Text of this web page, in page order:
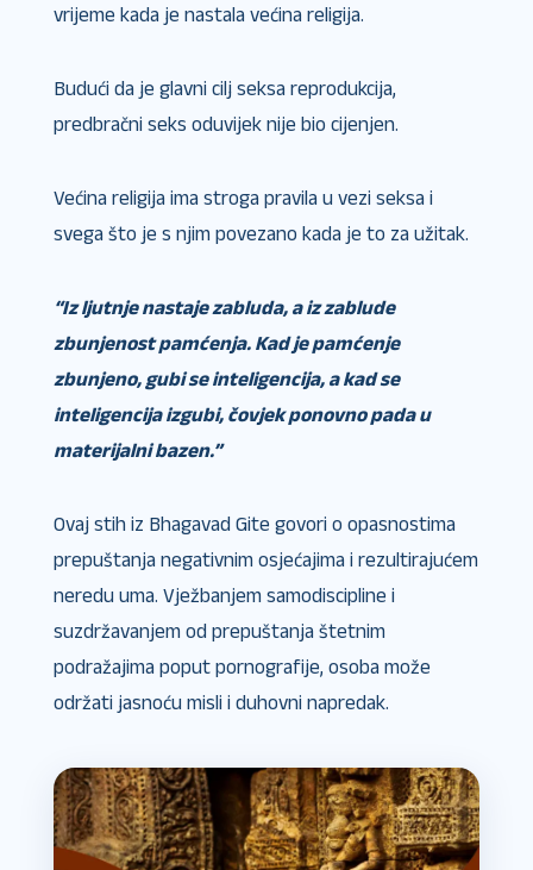
vrijeme kada je nastala većina religija.
Budući da je glavni cilj seksa reprodukcija,
predbračni seks oduvijek nije bio cijenjen.
Većina religija ima stroga pravila u vezi seksa i
svega što je s njim povezano kada je to za užitak.
“Iz ljutnje nastaje zabluda, a iz zablude
zbunjenost pamćenja. Kad je pamćenje
zbunjeno, gubi se inteligencija, a kad se
inteligencija izgubi, čovjek ponovno pada u
materijalni bazen.”
Ovaj stih iz Bhagavad Gite govori o opasnostima
prepuštanja negativnim osjećajima i rezultirajućem
neredu uma. Vježbanjem samodiscipline i
suzdržavanjem od prepuštanja štetnim
podražajima poput pornografije, osoba može
održati jasnoću misli i duhovni napredak.